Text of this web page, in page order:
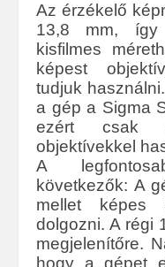
Az érzékelő
13,8 mm,
kisfilmes
képest
tudjuk
a gép a Sigma
ezért csak
objektívekkel
A
következők: A
mellet képes
dolgozni. A régi
megjelenítőre.
hogy a gépet